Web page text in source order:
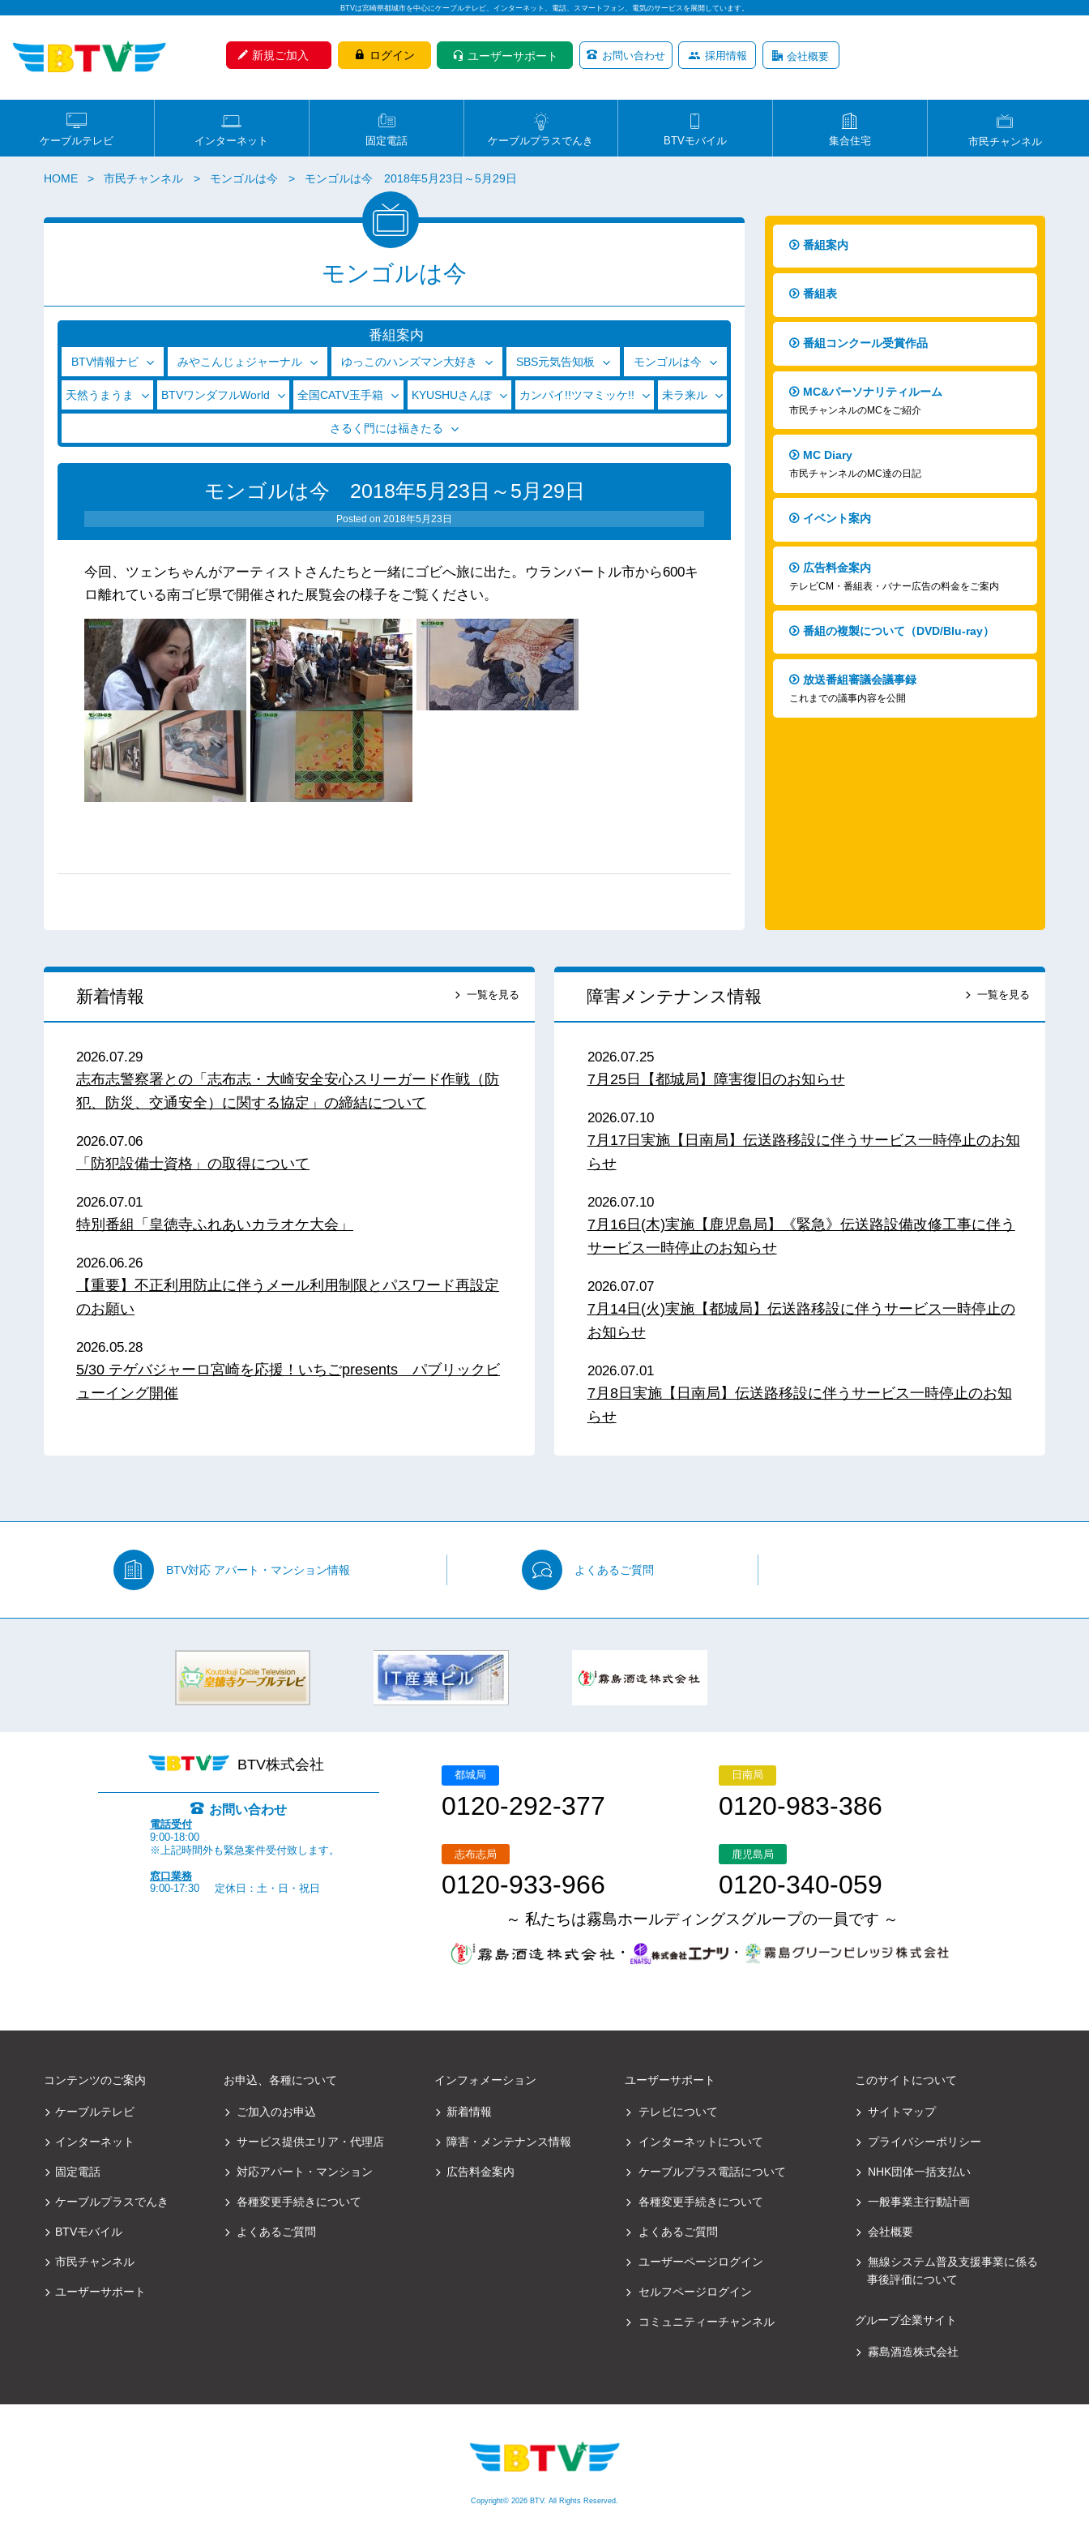
BTVは宮崎県都城市を中心にケーブルテレビ、インターネット、電話、スマートフォン、電気のサービスを展開しています。
新規ご加入 ログイン ユーザーサポート お問い合わせ 採用情報 会社概要
ケーブルテレビ インターネット 固定電話 ケーブルプラスでんき BTVモバイル 集合住宅 市民チャンネル
HOME 市民チャンネル モンゴルは今 モンゴルは今 2018年5月23日～5月29日
モンゴルは今
番組案内
BTV情報ナビ みやこんじょジャーナル ゆっこのハンズマン大好き SBS元気告知板 モンゴルは今
天然うまうま BTVワンダフルWorld 全国CATV玉手箱 KYUSHUさんぽ カンパイ!!ツマミッケ!! 未ラ来ル
さるく門には福きたる
モンゴルは今 2018年5月23日～5月29日
Posted on2018年5月23日
今回、ツェンちゃんがアーティストさんたちと一緒にゴビへ旅に出た。ウランバートル市から600キ
ロ離れている南ゴビ県で開催された展覧会の様子をご覧ください。
番組案内
番組表
番組コンクール受賞作品
MC&パーソナリティルーム
市民チャンネルのMCをご紹介
MC Diary
市民チャンネルのMC達の日記
イベント案内
広告料金案内
テレビCM・番組表・バナー広告の料金をご案内
番組の複製について（DVD/Blu-ray）
放送番組審議会議事録
これまでの議事内容を公開
新着情報 一覧を見る
2026.07.29
志布志警察署との「志布志・大崎安全安心スリーガード作戦（防
犯、防災、交通安全）に関する協定」の締結について
2026.07.06
「防犯設備士資格」の取得について
2026.07.01
特別番組「皇徳寺ふれあいカラオケ大会」
2026.06.26
【重要】不正利用防止に伴うメール利用制限とパスワード再設定
のお願い
2026.05.28
5/30 テゲバジャーロ宮崎を応援！いちごpresents パブリックビ
ューイング開催
障害メンテナンス情報 一覧を見る
2026.07.25
7月25日【都城局】障害復旧のお知らせ
2026.07.10
7月17日実施【日南局】伝送路移設に伴うサービス一時停止のお知
らせ
2026.07.10
7月16日(木)実施【鹿児島局】《緊急》伝送路設備改修工事に伴う
サービス一時停止のお知らせ
2026.07.07
7月14日(火)実施【都城局】伝送路移設に伴うサービス一時停止の
お知らせ
2026.07.01
7月8日実施【日南局】伝送路移設に伴うサービス一時停止のお知
らせ
BTV対応 アパート・マンション情報 よくあるご質問
BTV株式会社
お問い合わせ
電話受付
9:00-18:00
※上記時間外も緊急案件受付致します。
窓口業務
9:00-17:30
定休日：土・日・祝日
都城局
0120-292-377
日南局
0120-983-386
志布志局
0120-933-966
鹿児島局
0120-340-059
～ 私たちは霧島ホールディングスグループの一員です ～
・
・
コンテンツのご案内
ケーブルテレビ
インターネット
固定電話
ケーブルプラスでんき
BTVモバイル
市民チャンネル
ユーザーサポート
お申込、各種について
ご加入のお申込
サービス提供エリア・代理店
対応アパート・マンション
各種変更手続きについて
よくあるご質問
インフォメーション
新着情報
障害・メンテナンス情報
広告料金案内
ユーザーサポート
テレビについて
インターネットについて
ケーブルプラス電話について
各種変更手続きについて
よくあるご質問
ユーザーページログイン
セルフページログイン
コミュニティーチャンネル
このサイトについて
サイトマップ
プライバシーポリシー
NHK団体一括支払い
一般事業主行動計画
会社概要
無線システム普及支援事業に係る
事後評価について
グループ企業サイト
霧島酒造株式会社
Copyright© 2026 BTV. All Rights Reserved.